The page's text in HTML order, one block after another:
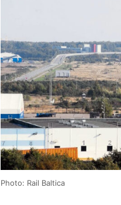
Photo: Rail Baltica